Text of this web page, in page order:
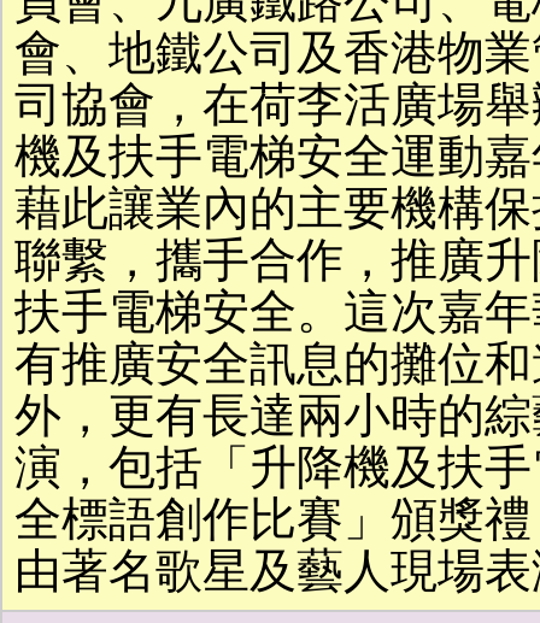
會、地鐵公司及香港物
司協會，在荷李活廣場
機及扶手電梯安全運動
藉此讓業內的主要機構
聯繫，攜手合作，推廣
扶手電梯安全。這次嘉
有推廣安全訊息的攤位
外，更有長達兩小時的
演，包括「升降機及扶
全標語創作比賽」頒獎
由著名歌星及藝人現場